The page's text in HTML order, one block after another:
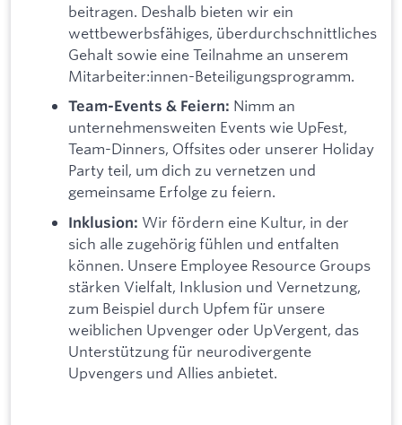
beitragen. Deshalb bieten wir ein
wettbewerbsfähiges, überdurchschnittliches
Gehalt sowie eine Teilnahme an unserem
Mitarbeiter:innen-Beteiligungsprogramm.
Team-Events & Feiern: Nimm an
unternehmensweiten Events wie UpFest,
Team-Dinners, Offsites oder unserer Holiday
Party teil, um dich zu vernetzen und
gemeinsame Erfolge zu feiern.
Inklusion: Wir fördern eine Kultur, in der
sich alle zugehörig fühlen und entfalten
können. Unsere Employee Resource Groups
stärken Vielfalt, Inklusion und Vernetzung,
zum Beispiel durch Upfem für unsere
weiblichen Upvenger oder UpVergent, das
Unterstützung für neurodivergente
Upvengers und Allies anbietet.